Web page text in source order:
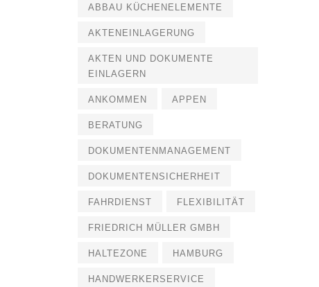
ABBAU KÜCHENELEMENTE
AKTENEINLAGERUNG
AKTEN UND DOKUMENTE
EINLAGERN
ANKOMMEN APPEN
BERATUNG
DOKUMENTENMANAGEMENT
DOKUMENTENSICHERHEIT
FAHRDIENST FLEXIBILITÄT
FRIEDRICH MÜLLER GMBH
HALTEZONE HAMBURG
HANDWERKERSERVICE